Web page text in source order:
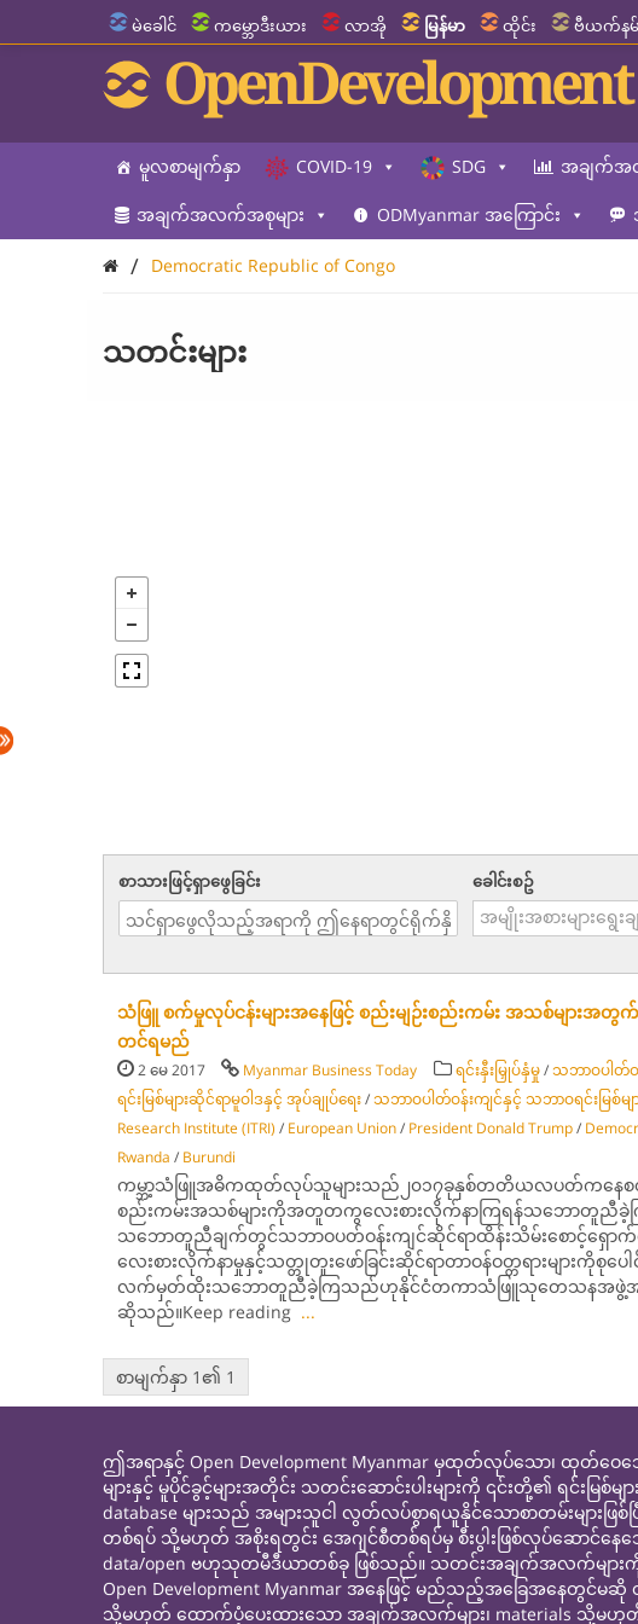
မဲခေါင် ကမ္ဘောဒီးယား လာအို မြန်မာ ထိုင်း ဗီယက်နမ်
OpenDevelopment
မူလစာမျက်နှာ COVID-19 SDG အချက်
အချက်အလက်အစုများ ODMyanmar အကြောင်း
/ Democratic Republic of Congo
သတင်းများ
စာသားဖြင့်ရှာဖွေခြင်း ခေါင်းစဥ်
သံဖြူ စက်မှုလုပ်ငန်းများအနေဖြင့် စည်းမျဉ်းစည်းကမ်း အသစ်များအ
တင်ရမည်
2 မေ 2017 Myanmar Business Today ရင်းနှီးမြှုပ်နှံမှု/သဘာဝပါတ်
ရင်းမြစ်များဆိုင်ရာမူဝါဒနှင့် အုပ်ချုပ်ရေး/သဘာဝပါတ်ဝန်းကျင်နှင့် သဘာဝရင်းမြစ်မျ
Research Institute (ITRI) / European Un­ion/ President Donald Trump/
Rwanda / Burundi
ကမ္ဘာ့သံဖြူအဓိကထုတ်လုပ်သူများသည်၂၀၁၇ခုနှစ်တတိယလပတ်ကနေစတင်
စည်းကမ်းအသစ်များကိုအတူတကွလေးစားလိုက်နာကြရန်သဘောတူညီ
သဘောတူညီချက်တွင်သဘာဝပတ်ဝန်းကျင်ဆိုင်ရာထိန်းသိမ်းစောင့်ရှောက်
လေးစားလိုက်နာမှုနှင့်သတ္တုတူးဖော်ခြင်းဆိုင်ရာတာဝန်ဝတ္တရားများကိုစုပေ
လက်မှတ်ထိုးသဘောတူညီခဲ့ကြသည်ဟုနိုင်ငံတကာသံဖြူသုတေသနအဖွဲ့အ
ဆိုသည်။Keep reading ...
စာမျက်နှာ 1၏ 1
ဤအရာနှင့် Open Development Myanmar မှထုတ်လုပ်သော၊ ထုတ်ဝ
များနှင့် မူပိုင်ခွင့်များအတိုင်း သတင်းဆောင်းပါးများကို ၎င်းတို့၏ ရင်းမ
database များသည် အများသူငါ လွတ်လပ်စွာရယူနိုင်သောစာတမ်းမ
တစ်ရပ် သို့မဟုတ် အစိုးရတွင်း အေဂျင်စီတစ်ရပ်မှ စီးပွါးဖြစ်လုပ်ဆေ
data/open ဗဟုသုတမီဒီယာတစ်ခု ဖြစ်သည်။ သတင်းအချက်အလက်များ
Open Development Myanmar အနေဖြင့် မည်သည့်အခြေအနေတွ
သို့မဟုတ် ထောက်ပံ့ပေးထားသော အချက်အလက်များ၊ materials သို့မဟု